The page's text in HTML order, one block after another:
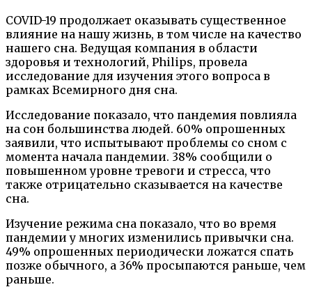
COVID-19 продолжает оказывать существенное
влияние на нашу жизнь, в том числе на качество
нашего сна. Ведущая компания в области
здоровья и технологий, Philips, провела
исследование для изучения этого вопроса в
рамках Всемирного дня сна.
Исследование показало, что пандемия повлияла
на сон большинства людей. 60% опрошенных
заявили, что испытывают проблемы со сном с
момента начала пандемии. 38% сообщили о
повышенном уровне тревоги и стресса, что
также отрицательно сказывается на качестве
сна.
Изучение режима сна показало, что во время
пандемии у многих изменились привычки сна.
49% опрошенных периодически ложатся спать
позже обычного, а 36% просыпаются раньше, чем
раньше.